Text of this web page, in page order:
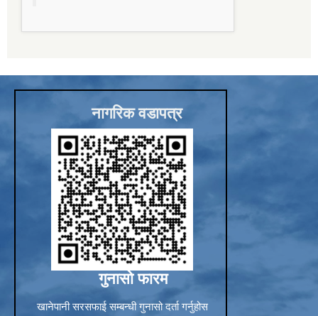
नागरिक वडापत्र
गुनासो फारम
खानेपानी सरसफाई सम्बन्धी गुनासो दर्ता गर्नुहोस